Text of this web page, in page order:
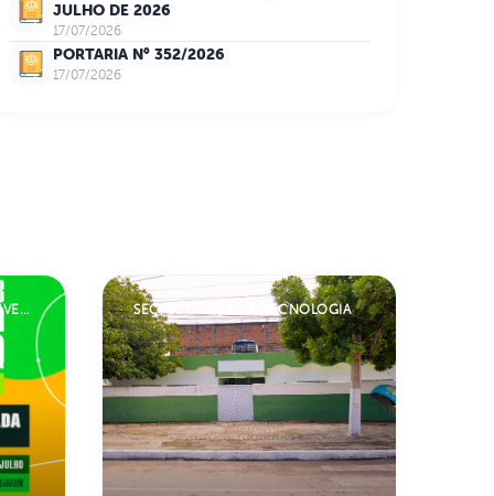
JULHO DE 2026
17/07/2026
PORTARIA N° 352/2026
17/07/2026
SEC. POL. PÚBL. MULHER E JUVENTUDE SEC. EDUCAÇÃO E TECNOLOGIA